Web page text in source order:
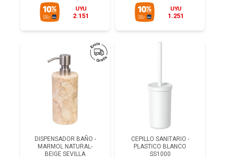
UYU
2.151
UYU
1.251
DISPENSADOR BAÑO -
MARMOL NATURAL-
BEIGE SEVILLA
CEPILLO SANITARIO -
PLASTICO BLANCO
SS1000